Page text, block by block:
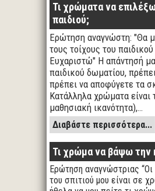
Τι χρώματα να
παιδιού;
Ερώτηση αναγνώστη: "Θα
τους τοίχους του
Ευχαριστώ" Η απάντησή
παιδικού δωματίου,
πρέπει να αποφύγετε τα
Κατάλληλα χρώματα είναι
μαθησιακή ικανότητα),…
Διαβάστε περισσότερα...
Τι χρώμα να βάψω την
Ερώτηση αναγνώστριας
του σπιτιού μου είναι σε